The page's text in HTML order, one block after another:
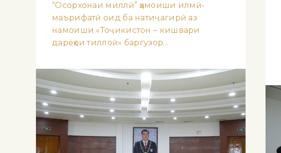
“Осорхонаи миллӣ” ҳамоиши илмӣ-
маърифатӣ оид ба натиҷагирӣ аз
намоиши «Тоҷикистон – кишвари
дарёҳои тиллоӣ» баргузор…